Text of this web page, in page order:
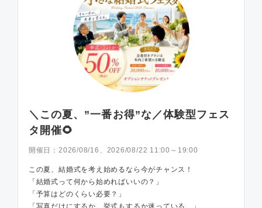
＼この夏、”一番お得”な／体験型フェス
タ開催🌻
開催日： 2026/08/16、2026/08/22 11:00～19:00
この夏、結婚式を考え始めるなら今がチャンス！
「結婚式って何から始めればいいの？」
「予算はどのくらい必要？」
「写真だけにするか、挙式もするか迷っている…」